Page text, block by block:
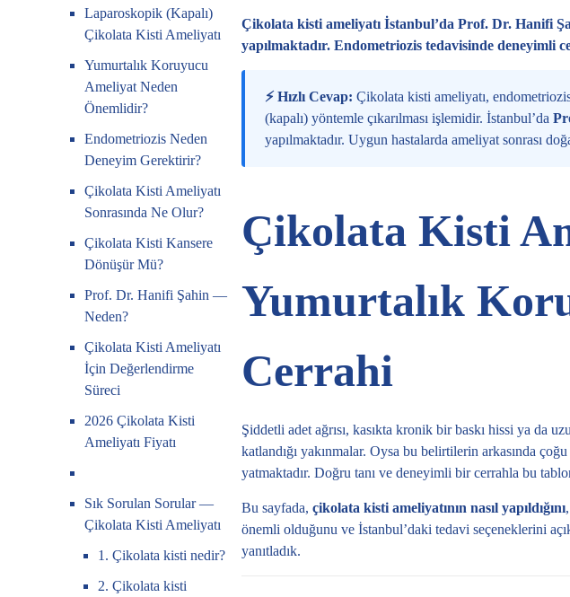
Laparoskopik (Kapalı)
Çikolata Kisti Ameliyatı
Yumurtalık Koruyucu
Ameliyat Neden
Önemlidir?
Endometriozis Neden
Deneyim Gerektirir?
Çikolata Kisti Ameliyatı
Sonrasında Ne Olur?
Çikolata Kisti Kansere
Dönüşür Mü?
Prof. Dr. Hanifi Şahin —
Neden?
Çikolata Kisti Ameliyatı
İçin Değerlendirme
Süreci
2026 Çikolata Kisti
Ameliyatı Fiyatı
Sık Sorulan Sorular —
Çikolata Kisti Ameliyatı
1. Çikolata kisti nedir?
2. Çikolata kisti
Çikolata kisti ameliyatı İstanbul’da Prof. Dr. Hanifi
yapılmaktadır. Endometriozis tedavisinde deneyimli
⚡ Hızlı Cevap: Çikolata kisti ameliyatı,
(kapalı) yöntemle çıkarılması işlemidir. İstanbul’da
yapılmaktadır. Uygun hastalarda ameliyat sonrası
Çikolata Kisti
Yumurtalık
Cerrahi
Şiddetli adet ağrısı, kasıkta kronik bir baskı hissi ya da
katlandığı yakınmalar. Oysa bu belirtilerin arkasında çoğu
yatmaktadır. Doğru tanı ve deneyimli bir cerrahla bu
Bu sayfada, çikolata kisti ameliyatının nasıl yapıldığını
önemli olduğunu ve İstanbul’daki tedavi seçeneklerini
yanıtladık.